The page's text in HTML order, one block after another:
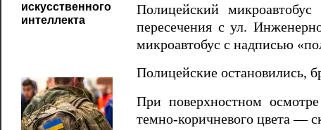
искусственного
интеллекта
Полицейский
пересечения с ул.
микроавтобус с надписью
Полицейские остановились,
При поверхностном
темно-коричневого цвета —